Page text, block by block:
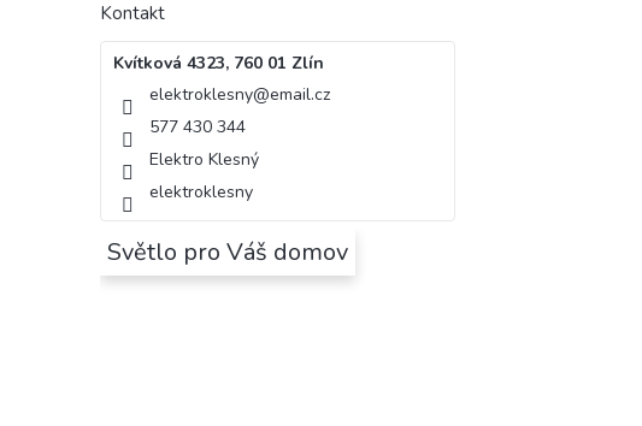
Kontakt
Kvítková 4323, 760 01 Zlín
elektroklesny@email.cz
577 430 344
Elektro Klesný
elektroklesny
Světlo pro Váš domov